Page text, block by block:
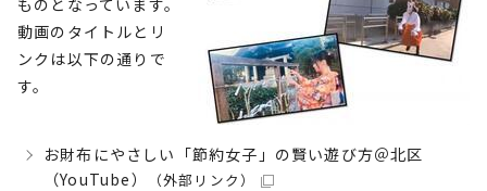
ものとなっています。
動画のタイトルとリ
ンクは以下の通りで
す。
お財布にやさしい「節約女子」の賢い遊び方＠北区
（YouTube）
（外部リンク）